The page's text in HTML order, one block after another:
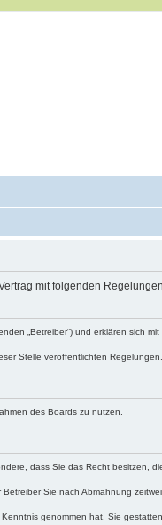
mit folgenden
„Betreiber“) und erklären sich
Stelle veröffentlichten Regelungen.
des Boards zu nutzen.
dass Sie das Recht besitzen,
Sie nach Abmahnung
genommen hat. Sie